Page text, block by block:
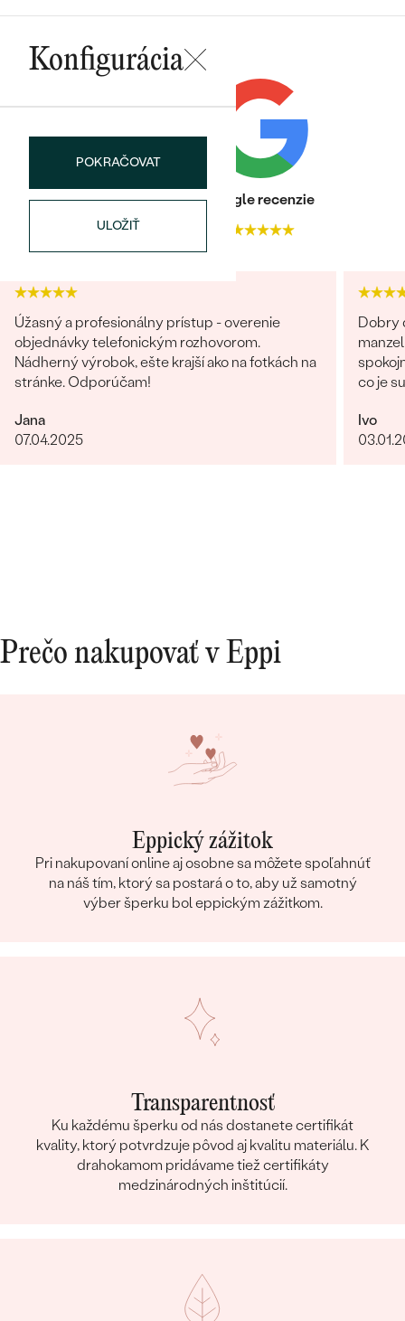
Konfigurácia
POKRAČOVAT
ULOŽIŤ
Heuréka recenzie
4.9
Google recenzie
Úžasný a profesionálny prístup - overenie
objednávky telefonickým rozhovorom.
Nádherný výrobok, ešte krajší ako na fotkách na
stránke. Odporúčam!
Jana
07.04.2025
Dobry
co je
fotka
Ivo
Prečo nakupovať v Eppi
Eppický zážitok
Pri nakupovaní online aj osobne sa môžete spoľahnúť
na náš tím, ktorý sa postará o to, aby už samotný
výber šperku bol eppickým zážitkom.
Transparentnosť
Ku každému šperku od nás dostanete certifikát
kvality, ktorý potvrdzuje pôvod aj kvalitu materiálu. K
drahokamom pridávame tiež certifikáty
medzinárodných inštitúcií.